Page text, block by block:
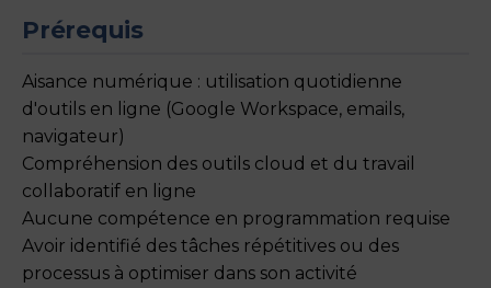
Prérequis
Aisance numérique : utilisation quotidienne
d'outils en ligne (Google Workspace, emails,
navigateur)
Compréhension des outils cloud et du travail
collaboratif en ligne
Aucune compétence en programmation requise
Avoir identifié des tâches répétitives ou des
processus à optimiser dans son activité